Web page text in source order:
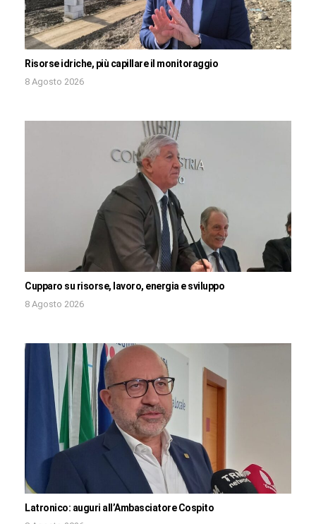
Risorse idriche, più capillare il monitoraggio
8 Agosto 2026
Cupparo su risorse, lavoro, energia e sviluppo
8 Agosto 2026
Latronico: auguri all’Ambasciatore Cospito